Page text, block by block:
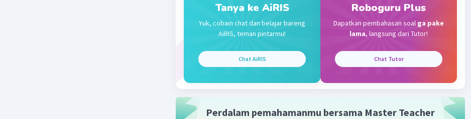
Tanya ke AiRIS
Yuk, cobain chat dan belajar bareng
AiRIS, teman pintarmu!
Chat AiRIS
Roboguru Plus
Dapatkan pembahasan soal ga pake
lama, langsung dari Tutor!
Chat Tutor
Perdalam pemahamanmu bersama Master Teacher